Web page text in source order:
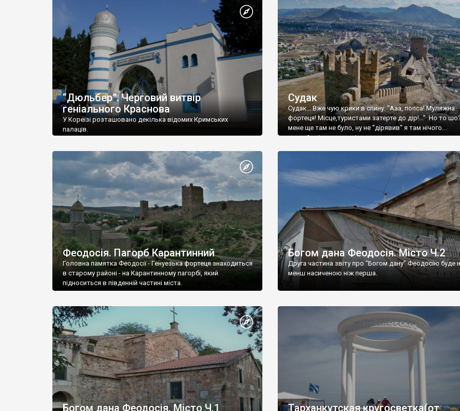
“Дюльбер”. Черговий витвір
геніального Краснова
У Кореїзі розташовано декілька відомих Кримських
палаців.
Судак
Судак... Вже чую крики в спину: "Ааа, попса! Муляжна
фортеця! Місце,туристами затерте до дір!..." Но то
мене ще там не було, ну не "дірявив" я там нічого...
принаймні до цього літа.
Феодосія. Пагорб Карантинний
Головна памятка Феодосії - Генуезька фортеця знаходиться
в старому районі - на Карантинному пагорбі, який
підноситься в південній частині міста.
Богом дана Феодосія. Місто Ч.2
Друга частина звіту про "Богом дану" Феодосію буде
менш насиченою ніж перша.
Богом дана Феодосія. Місто Ч.1
Тарханкутская кругосветка(от